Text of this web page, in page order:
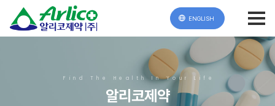
ENGLISH
Find The Health In Your Life
알리코제약